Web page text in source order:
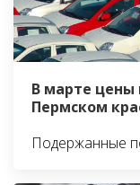
В марте цены
Пермском
Подержанные